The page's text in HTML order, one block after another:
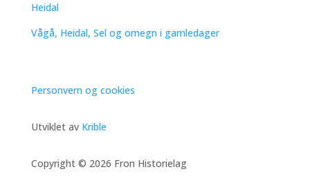
Heidal
Vågå, Heidal, Sel og omegn i gamledager
Personvern og cookies
Utviklet av Krible
Copyright © 2026 Fron Historielag